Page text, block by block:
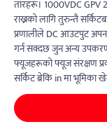
तारहरू। 1000VDC GPV
राख्नको लागि तुरुन्तै
प्रणालीले DC आउटपुट
गर्न सक्दछ जुन अन्य
फ्यूजहरूको फ्यूज संरक्षण
सर्किट ब्रेकि in मा भूमिका